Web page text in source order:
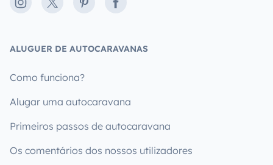
Instagram
X PinterestFacebook
ALUGUER DE AUTOCARAVANAS
Como funciona?
Alugar uma autocaravana
Primeiros passos de autocaravana
Os comentários dos nossos utilizadores